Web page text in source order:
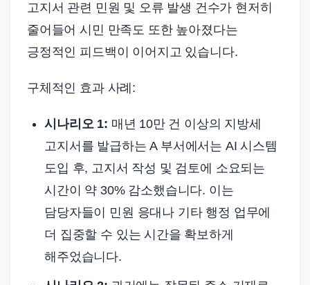
고지서 관련 민원 및 오류 발생 건수가 현저히
줄어들어 시민 만족도 또한 높아졌다는
긍정적인 피드백이 이어지고 있습니다.
구체적인 효과 사례:
시나리오 1: 매년 10만 건 이상의 지방세
고지서를 발급하는 A 부서에서는 AI 시스템
도입 후, 고지서 작성 및 검토에 소요되는
시간이 약 30% 감소했습니다. 이는
담당자들이 민원 응대나 기타 행정 업무에
더 집중할 수 있는 시간을 확보하게
해주었습니다.